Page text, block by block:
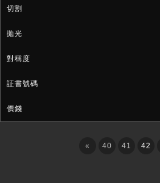
« 40 41 42